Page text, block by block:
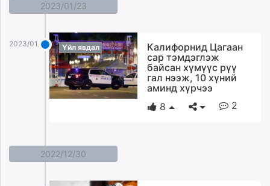
2023/01/23
2023/01/23 Үйл явдал
Калифорнид Цагаан
сар тэмдэглэж
байсан хүмүүс рүү
гал нээж, 10 хүний
аминд хүрчээ
8
2
2022/12/30